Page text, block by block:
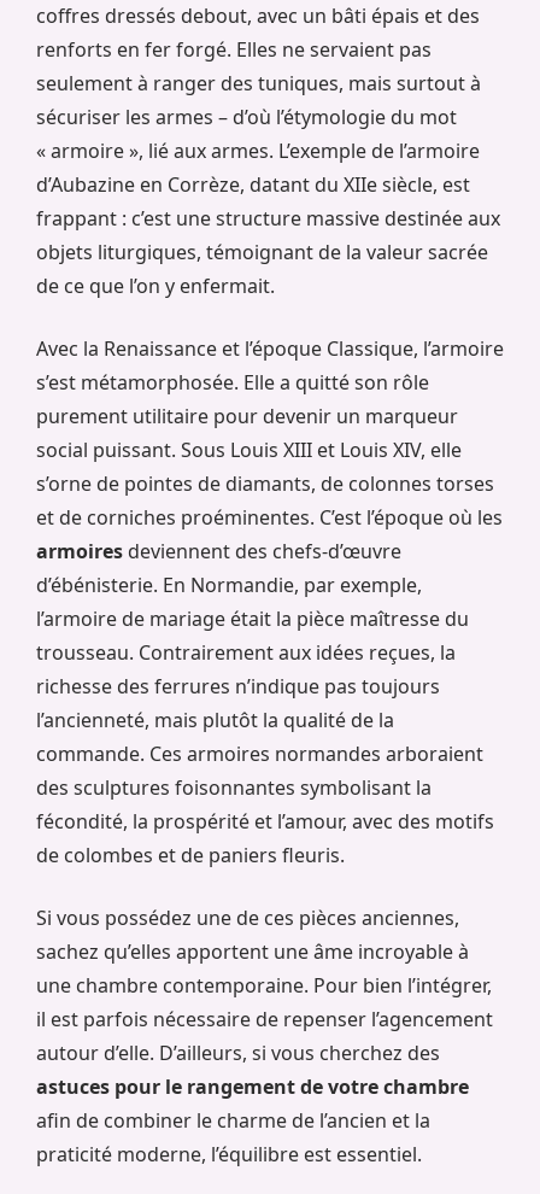
coffres dressés debout, avec un bâti épais et des
renforts en fer forgé. Elles ne servaient pas
seulement à ranger des tuniques, mais surtout à
sécuriser les armes – d’où l’étymologie du mot
« armoire », lié aux armes. L’exemple de l’armoire
d’Aubazine en Corrèze, datant du XIIe siècle, est
frappant : c’est une structure massive destinée aux
objets liturgiques, témoignant de la valeur sacrée
de ce que l’on y enfermait.
Avec la Renaissance et l’époque Classique, l’armoire
s’est métamorphosée. Elle a quitté son rôle
purement utilitaire pour devenir un marqueur
social puissant. Sous Louis XIII et Louis XIV, elle
s’orne de pointes de diamants, de colonnes torses
et de corniches proéminentes. C’est l’époque où les
armoires deviennent des chefs-d’œuvre
d’ébénisterie. En Normandie, par exemple,
l’armoire de mariage était la pièce maîtresse du
trousseau. Contrairement aux idées reçues, la
richesse des ferrures n’indique pas toujours
l’ancienneté, mais plutôt la qualité de la
commande. Ces armoires normandes arboraient
des sculptures foisonnantes symbolisant la
fécondité, la prospérité et l’amour, avec des motifs
de colombes et de paniers fleuris.
Si vous possédez une de ces pièces anciennes,
sachez qu’elles apportent une âme incroyable à
une chambre contemporaine. Pour bien l’intégrer,
il est parfois nécessaire de repenser l’agencement
autour d’elle. D’ailleurs, si vous cherchez des
astuces pour le rangement de votre chambre
afin de combiner le charme de l’ancien et la
praticité moderne, l’équilibre est essentiel.